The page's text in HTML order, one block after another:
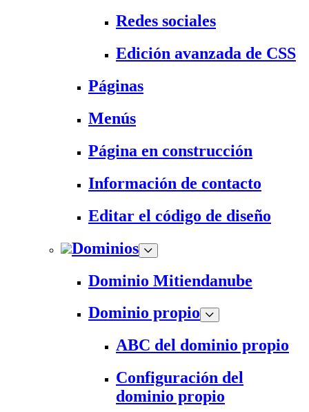
Redes sociales
Edición avanzada de CSS
Páginas
Menús
Página en construcción
Información de contacto
Editar el código de diseño
Dominios
Dominio Mitiendanube
Dominio propio
ABC del dominio propio
Configuración del
dominio propio